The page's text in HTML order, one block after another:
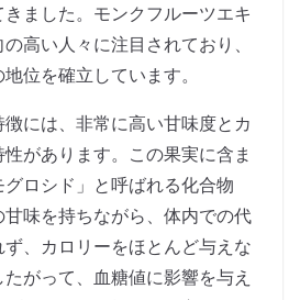
ました。モンクフルーツエキ
高い人々に注目されており、
位を確立しています。
には、非常に高い甘味度とカ
があります。この果実に含ま
ロシド」と呼ばれる化合物
味を持ちながら、体内での代
、カロリーをほとんど与えな
がって、血糖値に影響を与え